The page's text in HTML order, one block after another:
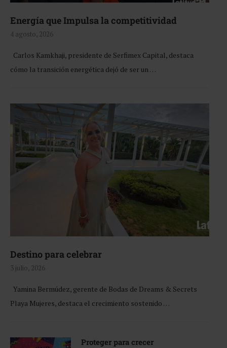
Energía que Impulsa la competitividad
4 agosto, 2026
Carlos Kamkhaji, presidente de Serfimex Capital, destaca
cómo la transición energética dejó de ser un …
Destino para celebrar
3 julio, 2026
Yamina Bermúdez, gerente de Bodas de Dreams & Secrets
Playa Mujeres, destaca el crecimiento sostenido …
Proteger para crecer